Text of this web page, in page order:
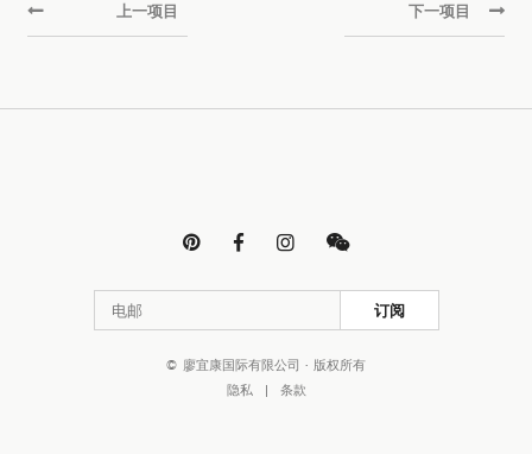
上一项目 下一项目
   
订阅
© 廖宜康国际有限公司 · 版权所有
隐私
| 条款